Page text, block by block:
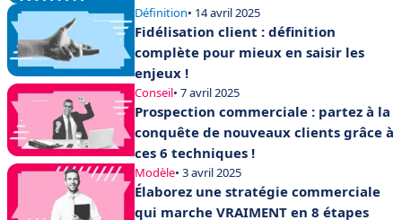
Définition• 14 avril 2025
Fidélisation client : définition
complète pour mieux en saisir les
enjeux !
Conseil• 7 avril 2025
Prospection commerciale : partez à la
conquête de nouveaux clients grâce à
ces 6 techniques !
Modèle• 3 avril 2025
Élaborez une stratégie commerciale
qui marche VRAIMENT en 8 étapes